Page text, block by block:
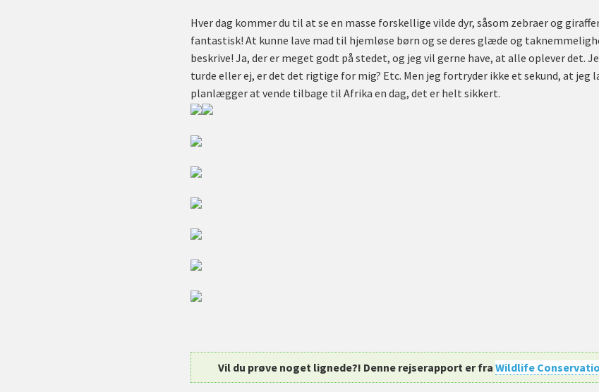
Hver dag kommer du til at se en masse forskellige vilde dyr, såsom zebraer og
fantastisk! At kunne lave mad til hjemløse børn og se deres glæde og
beskrive! Ja, der er meget godt på stedet, og jeg vil gerne have, at alle oplever det.
turde eller ej, er det det rigtige for mig? Etc. Men jeg fortryder ikke et sekund, at jeg
planlægger at vende tilbage til Afrika en dag, det er helt sikkert.
Vil du prøve noget lignede?! Denne rejserapport er fraWildlife